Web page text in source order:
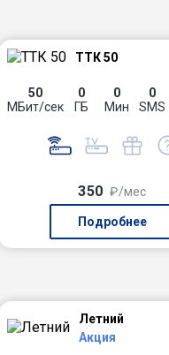
ТТК 50
50
МБит/сек
0
ГБ
0
Мин
0
SMS
350 ₽/мес
Подробнее
Летний
Акция